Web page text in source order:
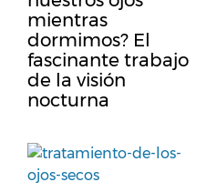
mientras
dormimos? El
fascinante trabajo
de la visión
nocturna